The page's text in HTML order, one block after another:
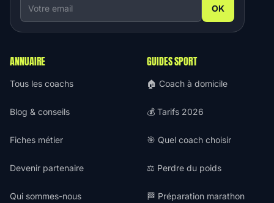
OK
ANNUAIRE
Tous les coachs
Blog & conseils
Fiches métier
Devenir partenaire
Qui sommes-nous
GUIDES SPORT
🏠 Coach à domicile
💰 Tarifs 2026
🎯 Quel coach choisir
⚖️ Perdre du poids
🏁 Préparation marathon